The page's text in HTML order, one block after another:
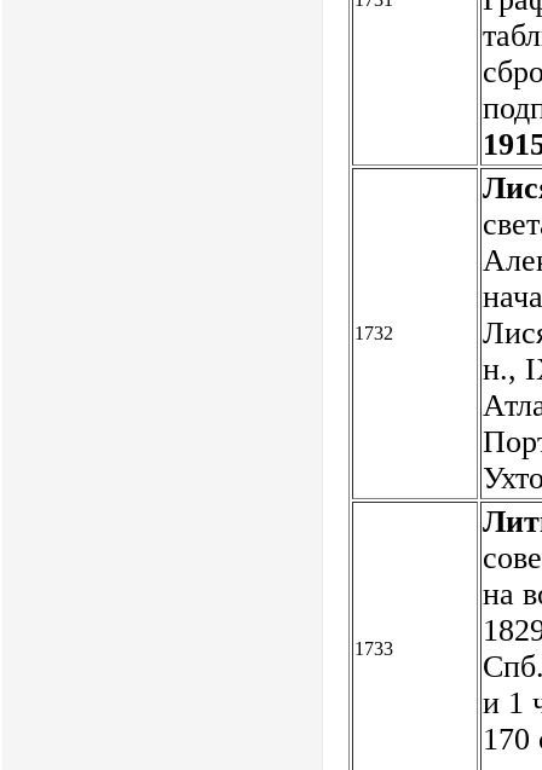
1732
н.,
1733
на
и 1